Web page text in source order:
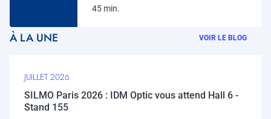
45 min.
À LA UNE VOIR LE BLOG
JUILLET 2026
SILMO Paris 2026 : IDM Optic vous attend Hall 6 -
Stand 155